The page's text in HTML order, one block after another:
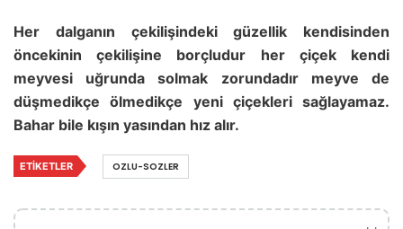
Her dalganın çekilişindeki güzellik kendisinden
öncekinin çekilişine borçludur her çiçek kendi
meyvesi uğrunda solmak zorundadır meyve de
düşmedikçe ölmedikçe yeni çiçekleri sağlayamaz.
Bahar bile kışın yasından hız alır.
ETIKETLER OZLU-SOZLER